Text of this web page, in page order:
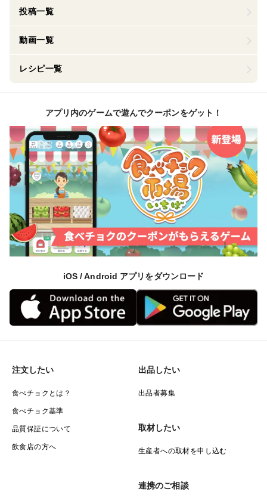
投稿一覧
動画一覧
レシピ一覧
アプリ内のゲームで遊んでクーポンをゲット！
iOS / Android アプリをダウンロード
注文したい
食べチョクとは？
食べチョク基準
品質保証について
飲食店の方へ
出品したい
出品者募集
取材したい
生産者への取材を申し込む
連携のご相談